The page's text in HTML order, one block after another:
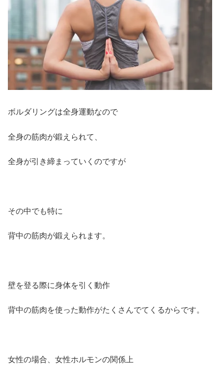
ボルダリングは全身運動なので
全身の筋肉が鍛えられて、
全身が引き締まっていくのですが
その中でも特に
背中の筋肉が鍛えられます。
壁を登る際に身体を引く動作
背中の筋肉を使った動作がたくさんでてくるからです。
女性の場合、女性ホルモンの関係上